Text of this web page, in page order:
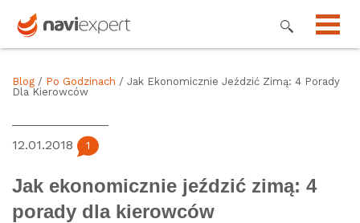
Blog / Po Godzinach / Jak Ekonomicznie Jeździć Zimą: 4 Porady
Dla Kierowców
12.01.2018 1
Jak ekonomicznie jeździć zimą: 4
porady dla kierowców